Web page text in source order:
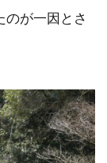
のが一因とさ